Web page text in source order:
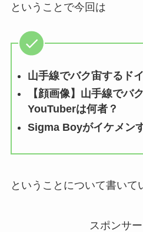
ということで今回は
山手線でバク宙するド
【顔画像】山手線でバ
YouTuberは何者？
Sigma Boyがイケメン
ということについて書いて
スポンサ